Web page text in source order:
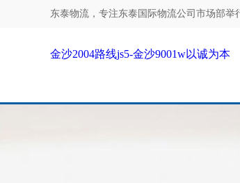
东泰物流，专注东泰国际物流公司市场部举
金沙2004路线js5-金沙9001w以诚为本